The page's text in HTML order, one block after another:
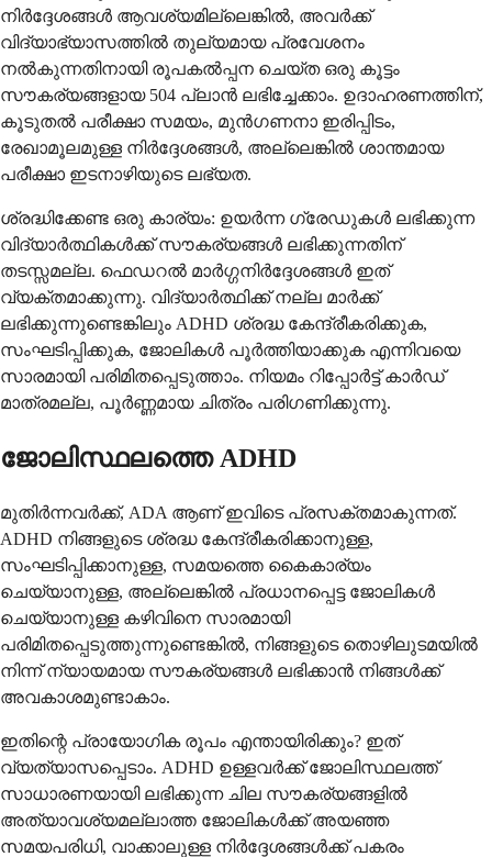
നിർദ്ദേശങ്ങൾ ആവശ്യമില്ലെങ്കിൽ, അവർക്ക്
വിദ്യാഭ്യാസത്തിൽ തുല്യമായ പ്രവേശനം
നൽകുന്നതിനായി രൂപകൽപ്പന ചെയ്ത ഒരു കൂട്ടം
സൗകര്യങ്ങളായ 504 പ്ലാൻ ലഭിച്ചേക്കാം. ഉദാഹരണത്തിന്,
കൂടുതൽ പരീക്ഷാ സമയം, മുൻഗണനാ ഇരിപ്പിടം,
രേഖാമൂലമുള്ള നിർദ്ദേശങ്ങൾ, അല്ലെങ്കിൽ ശാന്തമായ
പരീക്ഷാ ഇടനാഴിയുടെ ലഭ്യത.
ശ്രദ്ധിക്കേണ്ട ഒരു കാര്യം: ഉയർന്ന ഗ്രേഡുകൾ ലഭിക്കുന്ന
വിദ്യാർത്ഥികൾക്ക് സൗകര്യങ്ങൾ ലഭിക്കുന്നതിന്
തടസ്സമല്ല. ഫെഡറൽ മാർഗ്ഗനിർദ്ദേശങ്ങൾ ഇത്
വ്യക്തമാക്കുന്നു. വിദ്യാർത്ഥിക്ക് നല്ല മാർക്ക്
ലഭിക്കുന്നുണ്ടെങ്കിലും ADHD ശ്രദ്ധ കേന്ദ്രീകരിക്കുക,
സംഘടിപ്പിക്കുക, ജോലികൾ പൂർത്തിയാക്കുക എന്നിവയെ
സാരമായി പരിമിതപ്പെടുത്താം. നിയമം റിപ്പോർട്ട് കാർഡ്
മാത്രമല്ല, പൂർണ്ണമായ ചിത്രം പരിഗണിക്കുന്നു.
ജോലിസ്ഥലത്തെ ADHD
മുതിർന്നവർക്ക്, ADA ആണ് ഇവിടെ പ്രസക്തമാകുന്നത്.
ADHD നിങ്ങളുടെ ശ്രദ്ധ കേന്ദ്രീകരിക്കാനുള്ള,
സംഘടിപ്പിക്കാനുള്ള, സമയത്തെ കൈകാര്യം
ചെയ്യാനുള്ള, അല്ലെങ്കിൽ പ്രധാനപ്പെട്ട ജോലികൾ
ചെയ്യാനുള്ള കഴിവിനെ സാരമായി
പരിമിതപ്പെടുത്തുന്നുണ്ടെങ്കിൽ, നിങ്ങളുടെ തൊഴിലുടമയിൽ
നിന്ന് ന്യായമായ സൗകര്യങ്ങൾ ലഭിക്കാൻ നിങ്ങൾക്ക്
അവകാശമുണ്ടാകാം.
ഇതിന്റെ പ്രായോഗിക രൂപം എന്തായിരിക്കും? ഇത്
വ്യത്യാസപ്പെടാം. ADHD ഉള്ളവർക്ക് ജോലിസ്ഥലത്ത്
സാധാരണയായി ലഭിക്കുന്ന ചില സൗകര്യങ്ങളിൽ
അത്യാവശ്യമല്ലാത്ത ജോലികൾക്ക് അയഞ്ഞ
സമയപരിധി, വാക്കാലുള്ള നിർദ്ദേശങ്ങൾക്ക് പകരം